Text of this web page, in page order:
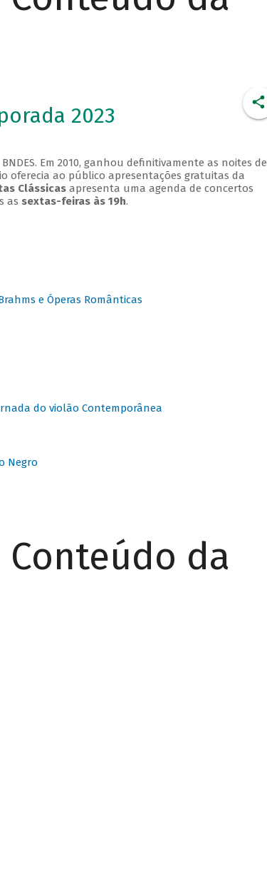
2023
Em 2010, ganhou definitivamente as noites de
oferecia ao público apresentações gratuitas da
Clássicasapresenta uma agenda de concertos
as sextas-feiras às 19h.
Brahms e Óperas Românticas
do violão Contemporânea
Negro
da